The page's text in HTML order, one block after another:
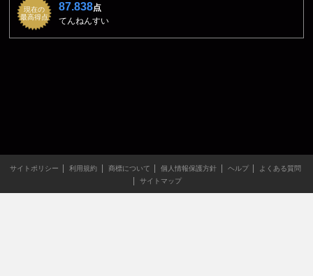
現在の
最高得点
87.838点
てんねんすい
サイトポリシー 利用規約 商標について 個人情報保護方針 ヘルプ
よくある質問
サイトマップ